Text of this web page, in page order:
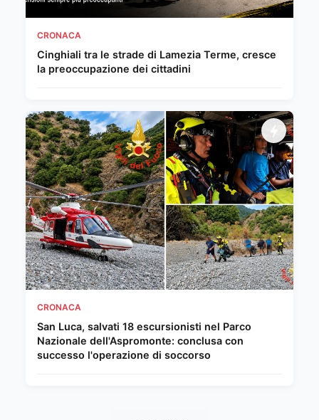
CRONACA
Cinghiali tra le strade di Lamezia Terme, cresce
la preoccupazione dei cittadini
CRONACA
San Luca, salvati 18 escursionisti nel Parco
Nazionale dell'Aspromonte: conclusa con
successo l'operazione di soccorso